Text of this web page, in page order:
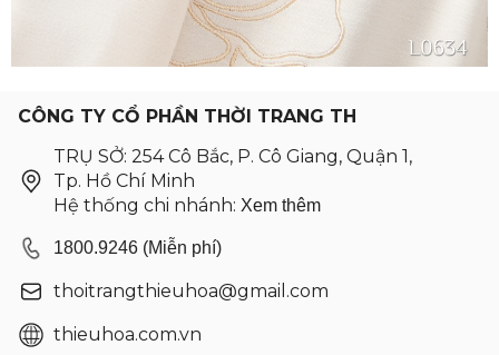
CÔNG TY CỔ PHẦN THỜI TRANG TH
TRỤ SỞ: 254 Cô Bắc, P. Cô Giang, Quận 1,
Tp. Hồ Chí Minh
Hệ thống chi nhánh: Xem thêm
1800.9246 (Miễn phí)
thoitrangthieuhoa@gmail.com
thieuhoa.com.vn